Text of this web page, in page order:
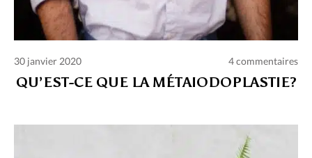
30 janvier 2020 4 commentaires
QU’EST-CE QUE LA MÉTAIODOPLASTIE?